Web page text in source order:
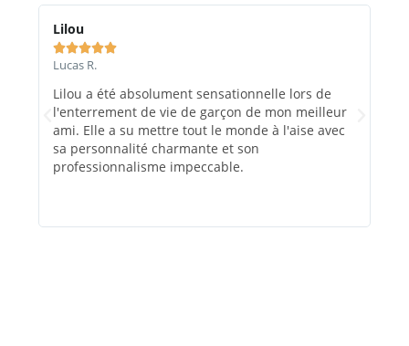
Lilou

Lucas R.
Lilou a été absolument sensationnelle lors de
l'enterrement de vie de garçon de mon meilleur
ami. Elle a su mettre tout le monde à l'aise avec
sa personnalité charmante et son
professionnalisme impeccable.